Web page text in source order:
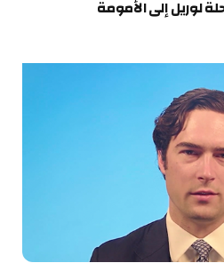
لوريل إلى الأمومة